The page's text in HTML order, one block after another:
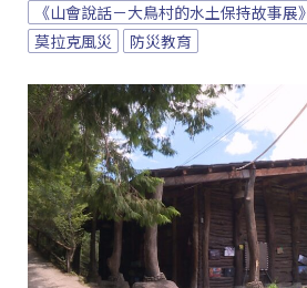
《山會說話－大鳥村的水土保持故事展》
莫拉克風災
防災教育